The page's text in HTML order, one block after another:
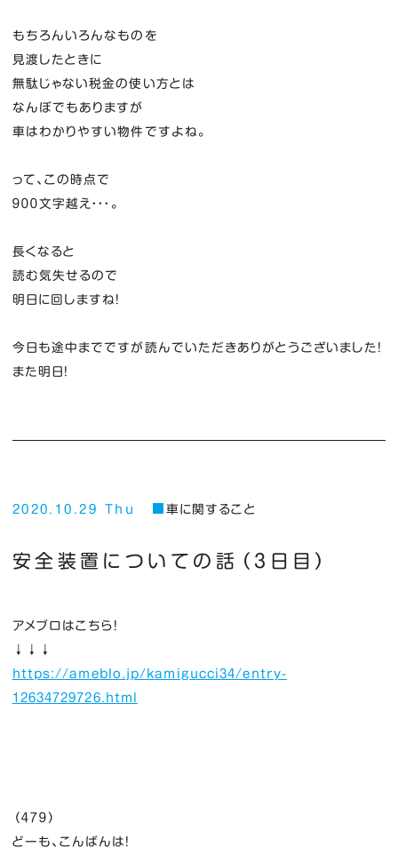
もちろんいろんなものを
見渡したときに
無駄じゃない税金の使い方とは
なんぼでもありますが
車はわかりやすい物件ですよね。
って、この時点で
９００文字越え・・・。
長くなると
読む気失せるので
明日に回しますね！
今日も途中までですが読んでいただきありがとうございました！
また明日！
2020.10.29 Thu 車に関すること
安全装置についての話（３日目）
アメブロはこちら！
↓↓↓
https://ameblo.jp/kamigucci34/entry-
12634729726.html
（４７９）
どーも、こんばんは！